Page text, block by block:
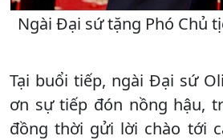
Ngài Đại sứ tặng Phó Chủ
Tại buổi tiếp, ngài Đại sứ
ơn sự tiếp đón nồng hậu,
đồng thời gửi lời chào tới